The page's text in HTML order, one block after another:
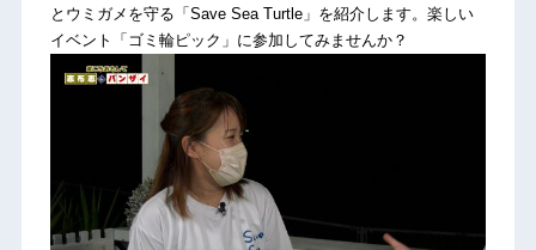
とウミガメを守る「Save Sea Turtle」を紹介します。楽しい
イベント「ゴミ輪ピック」に参加してみませんか？